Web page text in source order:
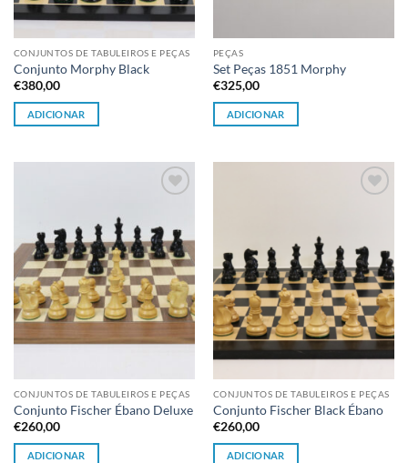
CONJUNTOS DE TABULEIROS E PEÇAS
Conjunto Morphy Black
€380,00
ADICIONAR
PEÇAS
Set Peças 1851 Morphy
€325,00
ADICIONAR
desejos
CONJUNTOS DE TABULEIROS E PEÇAS
Conjunto Fischer Ébano Deluxe
€260,00
ADICIONAR
CONJUNTOS DE TABULEIROS E PEÇAS
Conjunto Fischer Black Ébano
€260,00
ADICIONAR